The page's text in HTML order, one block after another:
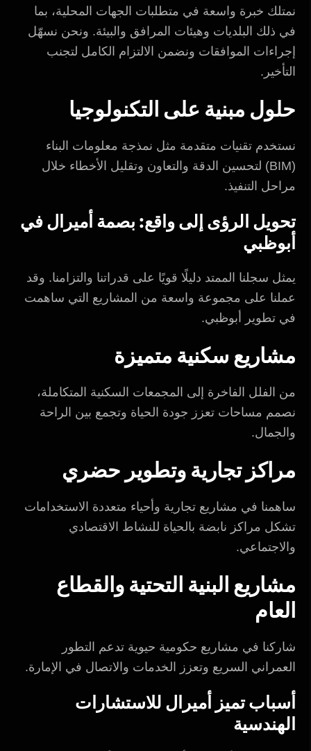
نمتلك خبرة واسعة في متطلبات الجهات المحلية، بما
في ذلك البلديات وهيئات المرافق والبيئة. ونحن نسهّل
إجراءات الموافقات ونضمن الالتزام الكامل لتجنب
التأخير.
حلول مبنية على التكنولوجيا
نستخدم تقنيات متقدمة مثل نمذجة معلومات البناء
(BIM) لتحسين الدقة والتعاون وتقليل الأخطاء خلال
مراحل التنفيذ.
تحويل الرؤى إلى واقع: بصمة أميرال في
أبوظبي
يمثل سجلنا الممتد دليلًا قويًا على قدراتنا والتزامنا. وقد
عملنا على مجموعة واسعة من المشاريع التي ساهمت
في تطوير أبوظبي.
مشاريع سكنية متميزة
من الفلل الفاخرة إلى المجمعات السكنية المتكاملة،
نصمم مساحات تعزز جودة الحياة وتجمع بين الراحة
والجمال.
مراكز تجارية وتطوير حضري
ساهمنا في مشاريع تجارية وأحياء متعددة الاستخدامات
تشكل مراكز نابضة بالحياة للنشاط الاقتصادي
والاجتماعي.
مشاريع البنية التحتية والقطاع
العام
شاركنا في مشاريع حكومية حيوية تدعم التطور
العمراني السريع وتعزز الخدمات والاتصال في الإمارة.
أسباب تميز أميرال للاستشارات
الهندسية